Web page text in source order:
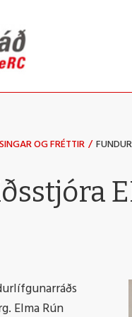
OG FRÉTTIR /
Elma Rún